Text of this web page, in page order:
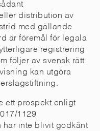
distribution av
med gällande
är föremål för legala
registrering
följer av svensk rätt.
kan utgöra
ett prospekt enligt
1129
har inte blivit godkänt